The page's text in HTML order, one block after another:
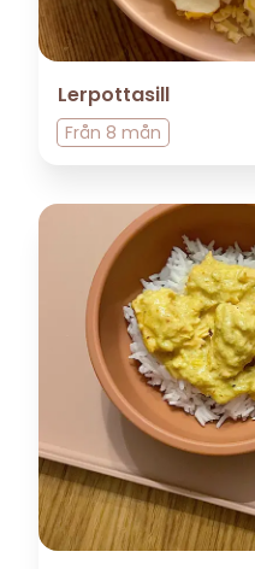
Lerpottasill
Från 8 mån